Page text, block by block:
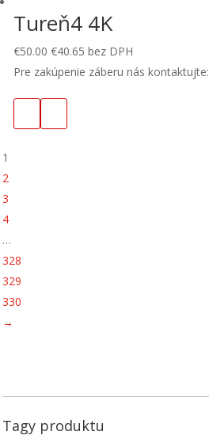
Tureň4 4K
€50.00 €40.65 bez DPH
Pre zakúpenie záberu nás kontaktujte:
1
2
3
4
…
328
329
330
→
Tagy produktu